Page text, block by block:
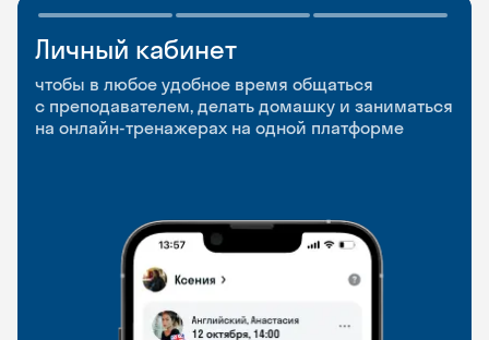
Личный кабинет
чтобы в любое удобное время общаться
с преподавателем, делать домашку и заниматься
на онлайн-тренажерах на одной платформе
Мобильное
приложение
чтобы заниматься и изучать новые слова где
и когда удобно
Разговорные клубы
и Talks
Групповые занятия для разговорной практики
и индивидуальные встречи с преподавателями